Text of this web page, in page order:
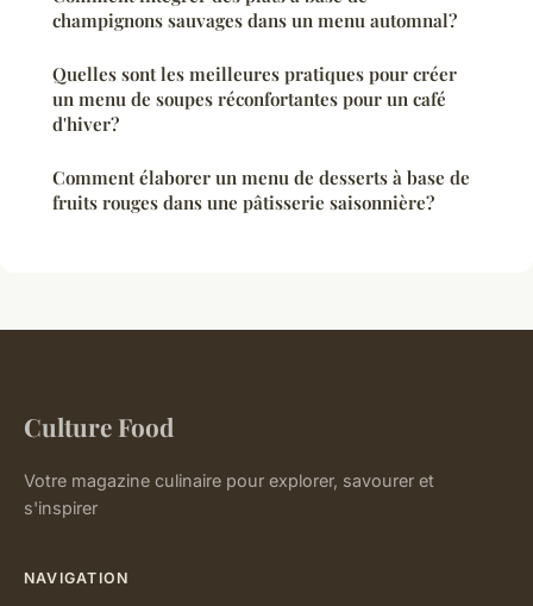
champignons sauvages dans un menu automnal?
Quelles sont les meilleures pratiques pour créer
un menu de soupes réconfortantes pour un café
d'hiver?
Comment élaborer un menu de desserts à base de
fruits rouges dans une pâtisserie saisonnière?
Culture Food
Votre magazine culinaire pour explorer, savourer et
s'inspirer
NAVIGATION